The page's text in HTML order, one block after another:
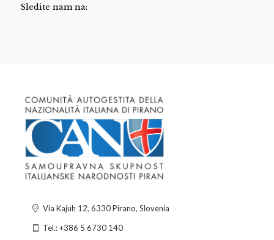
Sledite nam na:
Via Kajuh 12, 6330 Pirano, Slovenia
Tel.: +386 5 6730 140